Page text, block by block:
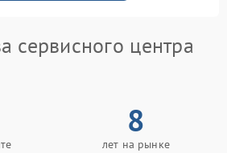
сервисного центра
8
лет на рынке